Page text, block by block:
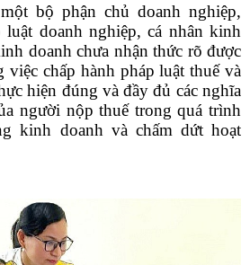
bộ phận chủ doanh nghiệp,
doanh nghiệp, cá nhân kinh
doanh chưa nhận thức rõ được
việc chấp hành pháp luật thuế và
hiện đúng và đầy đủ các nghĩa
người nộp thuế trong quá trình
kinh doanh và chấm dứt hoạt